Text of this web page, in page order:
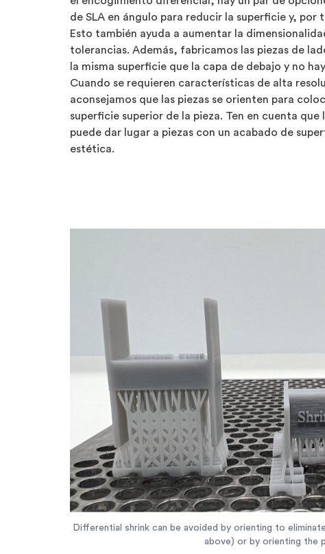
de SLA en ángulo para reducir la superficie y,
Esto también ayuda a aumentar la
tolerancias. Además, fabricamos las piezas de
la misma superficie que la capa de debajo y no
Cuando se requieren características de alta
aconsejamos que las piezas se orienten para
superficie superior de la pieza. Ten en cuenta
puede dar lugar a piezas con un acabado de
estética.
Differential shrink can be avoided by orienting to
above) or by orienting the